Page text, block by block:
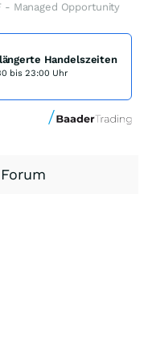
- Managed Opportunity
Handelszeiten
bis 23:00 Uhr